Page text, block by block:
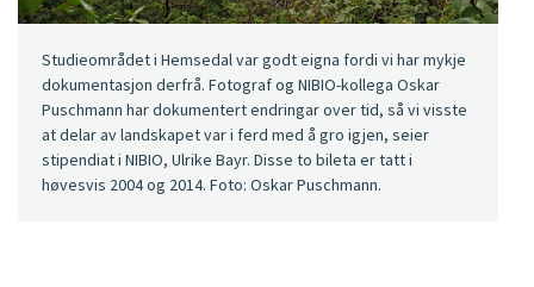
Studieområdet i Hemsedal var godt eigna fordi vi har mykje
dokumentasjon derfrå. Fotograf og NIBIO-kollega Oskar
Puschmann har dokumentert endringar over tid, så vi visste
at delar av landskapet var i ferd med å gro igjen, seier
stipendiat i NIBIO, Ulrike Bayr. Disse to bileta er tatt i
høvesvis 2004 og 2014. Foto: Oskar Puschmann.